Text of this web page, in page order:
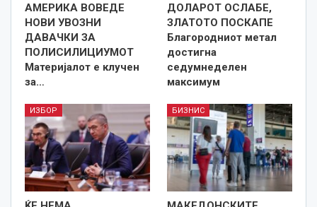
АМЕРИКА ВОВЕДЕ
НОВИ УВОЗНИ
ДАВАЧКИ ЗА
ПОЛИСИЛИЦИУМОТ
Материјалот е клучен
за…
ДОЛАРОТ ОСЛАБЕ,
ЗЛАТОТО ПОСКАПЕ
Благородниот метал
достигна
седумнеделен
максимум
ИЗБОР БИЗНИС